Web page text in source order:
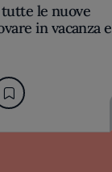
tutte le nuove
in vacanza e